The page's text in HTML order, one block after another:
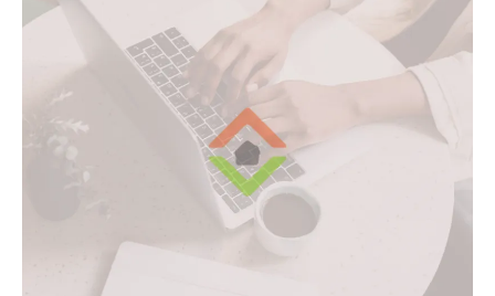
時間と手間を省くオンライン査定の進化
リアルタイムで市場動向を把握する方法
オンライン査定がもたらす透明性と信頼性
兵庫県伊丹市の不動産売却におけるオンラ
イン査定の役割
デジタル時代の賢い不動産売却戦略
オンライン査定を利用する際のセキュリテ
ィ対策